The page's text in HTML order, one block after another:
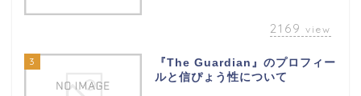
2169 view
3
『The Guardian』のプロフィー
ルと信ぴょう性について